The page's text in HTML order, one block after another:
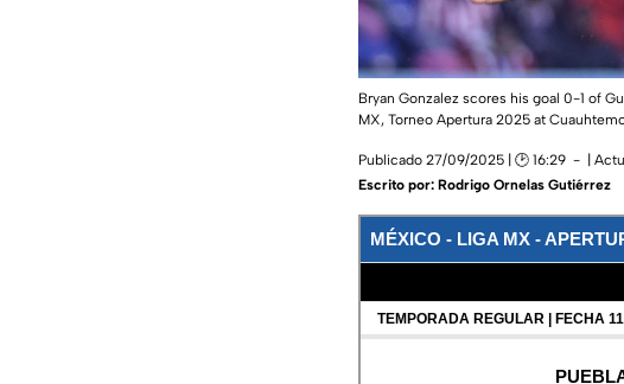
Bryan Gonzalez scores his goal 0-1 of
MX, Torneo Apertura 2025 at
Publicado 27/09/2025 | 🕑 16:29 |
Escrito por: Rodrigo Ornelas Gutiérrez